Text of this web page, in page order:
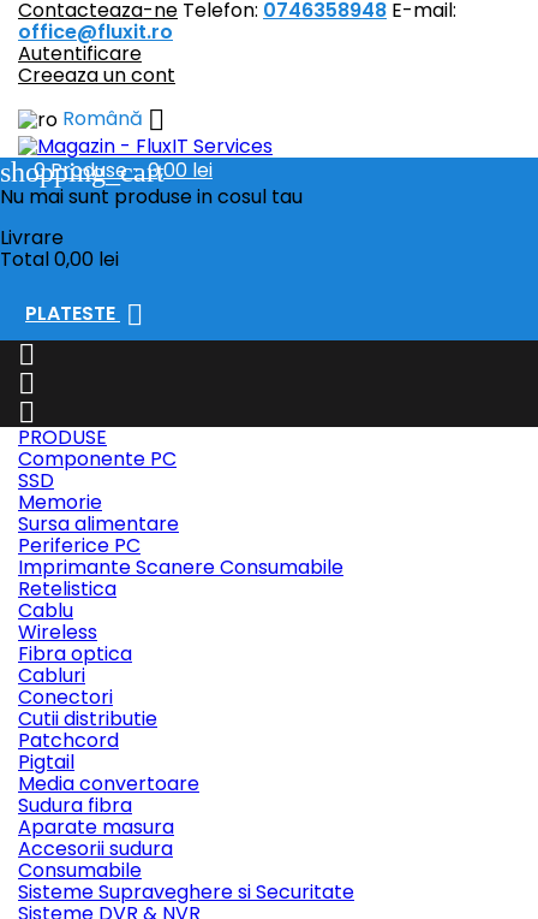
Contacteaza-ne Telefon: 0746358948 E-mail:
office@fluxit.ro
Autentificare
Creeaza un cont
Română 
shopping_cart
0Produse - 0,00 lei
Nu mai sunt produse in cosul tau
Livrare
Total0,00 lei
PLATESTE 



PRODUSE
Componente PC
SSD
Memorie
Sursa alimentare
Periferice PC
Imprimante Scanere Consumabile
Retelistica
Cablu
Wireless
Fibra optica
Cabluri
Conectori
Cutii distributie
Patchcord
Pigtail
Media convertoare
Sudura fibra
Aparate masura
Accesorii sudura
Consumabile
Sisteme Supraveghere si Securitate
Sisteme DVR & NVR